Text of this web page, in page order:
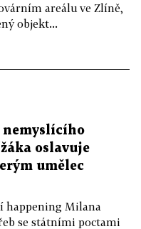
areálu ve Zlíně,
objekt...
nemyslícího
oslavuje
umělec
happening Milana
se státními poctami